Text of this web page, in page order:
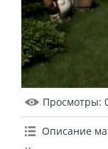
Просмотры:
Описание